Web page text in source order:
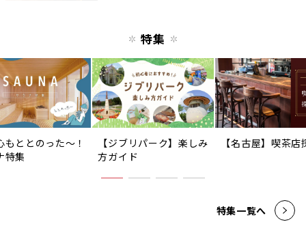
特集
もととのった〜！
特集
【ジブリパーク】楽しみ
方ガイド
【名古屋】喫茶店
特集一覧へ